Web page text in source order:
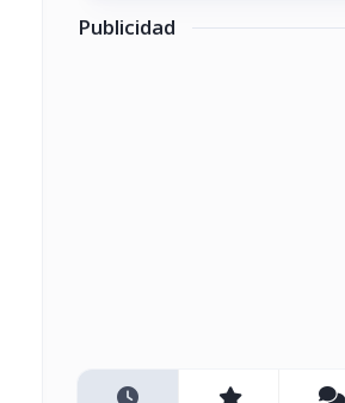
Publicidad